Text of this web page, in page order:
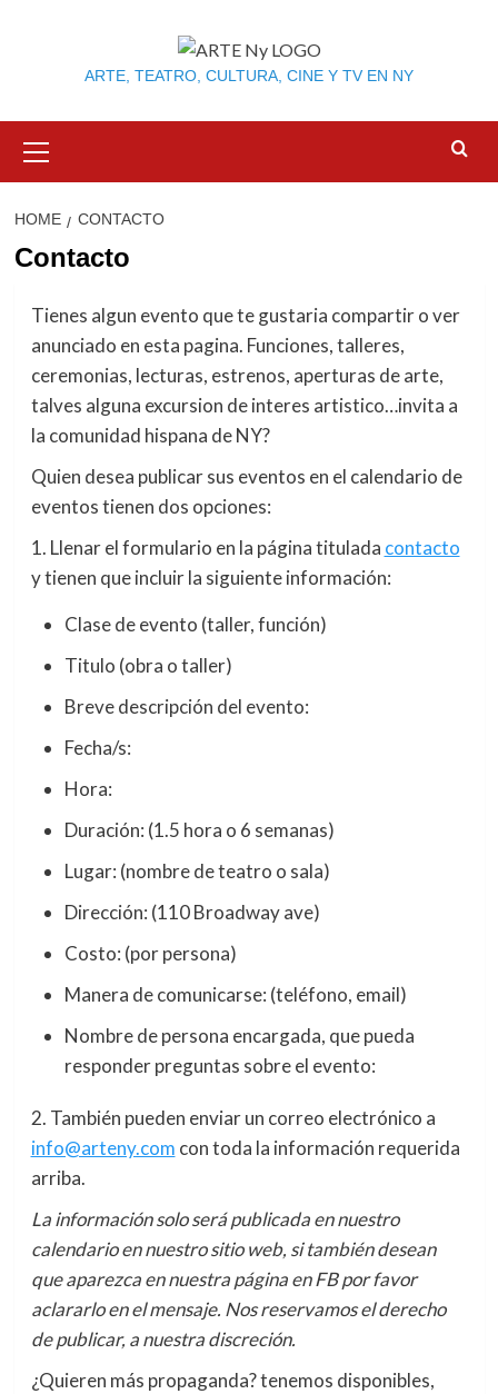
ARTE, TEATRO, CULTURA, CINE Y TV EN NY
Menu
HOME CONTACTO
Contacto
Tienes algun evento que te gustaria compartir o ver
anunciado en esta pagina. Funciones, talleres,
ceremonias, lecturas, estrenos, aperturas de arte,
talves alguna excursion de interes artistico…invita a
la comunidad hispana de NY?
Quien desea publicar sus eventos en el calendario de
eventos tienen dos opciones:
1. Llenar el formulario en la página titulada contacto
y tienen que incluir la siguiente información:
Clase de evento (taller, función)
Titulo (obra o taller)
Breve descripción del evento:
Fecha/s:
Hora:
Duración: (1.5 hora o 6 semanas)
Lugar: (nombre de teatro o sala)
Dirección: (110 Broadway ave)
Costo: (por persona)
Manera de comunicarse: (teléfono, email)
Nombre de persona encargada, que pueda
responder preguntas sobre el evento:
2. También pueden enviar un correo electrónico a
info@arteny.com con toda la información requerida
arriba.
La información solo será publicada en nuestro
calendario en nuestro sitio web, si también desean
que aparezca en nuestra página en FB por favor
aclararlo en el mensaje. Nos reservamos el derecho
de publicar, a nuestra discreción.
¿Quieren más propaganda? tenemos disponibles,